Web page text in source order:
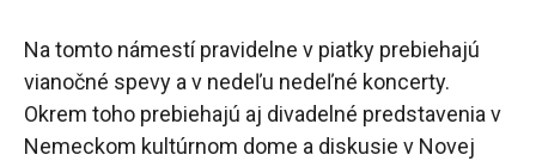
Na tomto námestí pravidelne v piatky prebiehajú
vianočné spevy a v nedeľu nedeľné koncerty.
Okrem toho prebiehajú aj divadelné predstavenia v
Nemeckom kultúrnom dome a diskusie v Novej